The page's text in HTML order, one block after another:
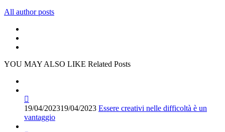
All author posts
YOU MAY ALSO LIKE Related Posts
19/04/202319/04/2023 Essere creativi nelle difficoltà è un
vantaggio